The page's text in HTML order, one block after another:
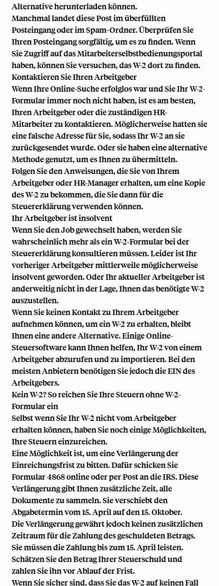
Alternative herunterladen können.
Manchmal landet diese Post im überfüllten
Posteingang oder im Spam-Ordner. Überprüfen Sie
Ihren Posteingang sorgfältig, um es zu finden. Wenn
Sie Zugriff auf das Mitarbeiterselbstbedienungsportal
haben, können Sie versuchen, das W-2 dort zu finden.
Kontaktieren Sie Ihren Arbeitgeber
Wenn Ihre Online-Suche erfolglos war und Sie Ihr W-2-
Formular immer noch nicht haben, ist es am besten,
Ihren Arbeitgeber oder die zuständigen HR-
Mitarbeiter zu kontaktieren. Möglicherweise hatten sie
eine falsche Adresse für Sie, sodass Ihr W-2 an sie
zurückgesendet wurde. Oder sie haben eine alternative
Methode genutzt, um es Ihnen zu übermitteln.
Folgen Sie den Anweisungen, die Sie von Ihrem
Arbeitgeber oder HR-Manager erhalten, um eine Kopie
des W-2 zu bekommen, die Sie dann für die
Steuererklärung verwenden können.
Ihr Arbeitgeber ist insolvent
Wenn Sie den Job gewechselt haben, werden Sie
wahrscheinlich mehr als ein W-2-Formular bei der
Steuererklärung konsultieren müssen. Leider ist Ihr
vorheriger Arbeitgeber mittlerweile möglicherweise
insolvent geworden. Oder Ihr aktueller Arbeitgeber ist
anderweitig nicht in der Lage, Ihnen das benötigte W-2
auszustellen.
Wenn Sie keinen Kontakt zu Ihrem Arbeitgeber
aufnehmen können, um ein W-2 zu erhalten, bleibt
Ihnen eine andere Alternative. Einige Online-
Steuersoftware kann Ihnen helfen, Ihr W-2 von einem
Arbeitgeber abzurufen und zu importieren. Bei den
meisten Anbietern benötigen Sie jedoch dieEINdes
Arbeitgebers.
Kein W-2? So reichen Sie Ihre Steuern ohne W-2-
Formular ein
Selbst wenn Sie Ihr W-2 nicht vom Arbeitgeber
erhalten können, haben Sie noch einige Möglichkeiten,
Ihre Steuern einzureichen.
Eine Möglichkeit ist, um eine Verlängerung der
Einreichungsfrist zu bitten. Dafür schicken Sie
Formular 4868 online oder per Post an die IRS. Diese
Verlängerung gibt Ihnen zusätzliche Zeit, alle
Dokumente zu sammeln. Sie verschiebt den
Abgabetermin vom 15. April auf den 15. Oktober.
Die Verlängerung gewährt jedoch keinen zusätzlichen
Zeitraum für die Zahlung des geschuldeten Betrags.
Sie müssen die Zahlung bis zum 15. April leisten.
Schätzen Sie den Betrag Ihrer Steuerschuld und
zahlen Sie ihn vor Ablauf der Frist.
Wenn Sie sicher sind, dass Sie das W-2 auf keinen Fall